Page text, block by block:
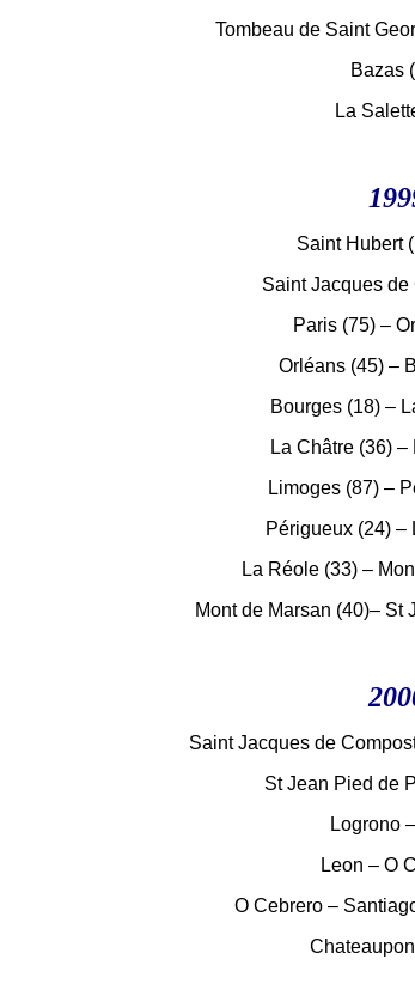
Tombeau de Saint
Bazas
La
Saint Hubert
Saint Jacques de
Paris (75) –
Orléans (45) –
Bourges (18) –
La Châtre (36)
Limoges (87) –
Périgueux (24) –
La Réole (33) –
Mont de Marsan (40)– St
Saint Jacques de
St Jean Pied de
Logrono
Leon – O
O Cebrero –